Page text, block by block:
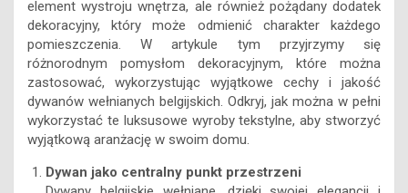
Dywan wełniany belgijski stanowi nie tylko funkcjonalny
element wystroju wnętrza, ale również pożądany dodatek
dekoracyjny, który może odmienić charakter każdego
pomieszczenia. W artykule tym przyjrzymy się
różnorodnym pomysłom dekoracyjnym, które można
zastosować, wykorzystując wyjątkowe cechy i jakość
dywanów wełnianych belgijskich. Odkryj, jak można w pełni
wykorzystać te luksusowe wyroby tekstylne, aby stworzyć
wyjątkową aranżację w swoim domu.